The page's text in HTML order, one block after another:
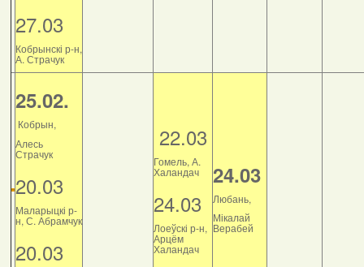
27.03
Кобрынскі р-н,
А. Страчук
25.02.
Кобрын,
Алесь
Страчук
20.03
Маларыцкі р-
н, С. Абрамчук
20.03
22.03
Гомель, А.
Халандач
24.03
Лоеўскі р-н,
Арцём
Халандач
24.03
Любань,
Мікалай
Верабей